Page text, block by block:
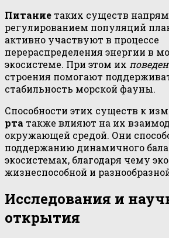
Питание таких существ
регулированием популяций
активно участвуют в процессе
перераспределения энергии в
экосистеме. При этом их
строения помогают
стабильность морской фауны.
Способности этих существ к
рта также влияют на их
окружающей средой. Они
поддержанию динамичного
экосистемах, благодаря чему
жизнеспособной и
Исследования и
открытия